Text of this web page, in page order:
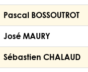
Pascal BOSSOUTROT
José MAURY
Sébastien CHALAUD